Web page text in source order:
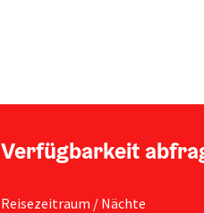
Verfügbarkeit
Reisezeitraum / Nächte